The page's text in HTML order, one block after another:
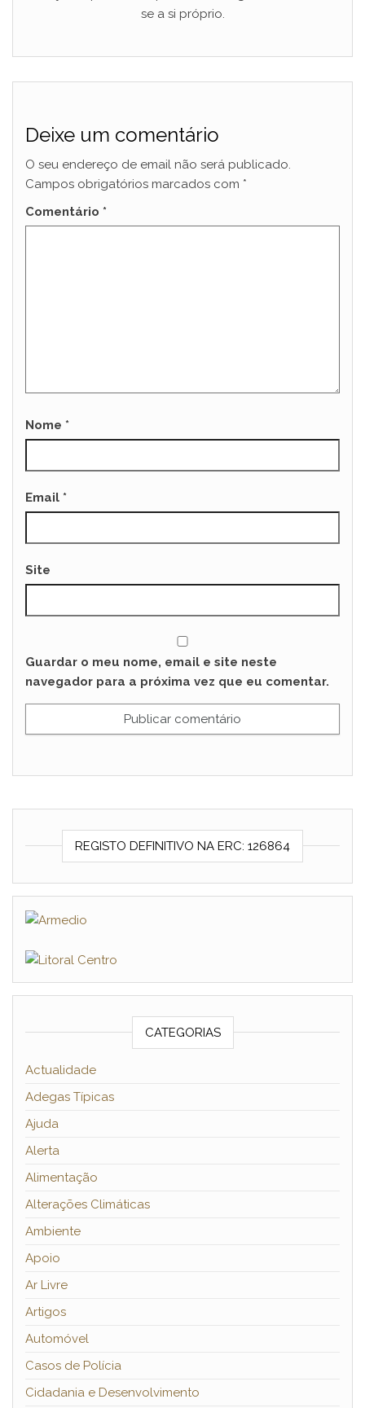
se a si próprio.
Deixe um comentário
O seu endereço de email não será publicado.
Campos obrigatórios marcados com *
Comentário *
Nome *
Email *
Site
Guardar o meu nome, email e site neste
navegador para a próxima vez que eu comentar.
REGISTO DEFINITIVO NA ERC: 126864
CATEGORIAS
Actualidade
Adegas Típicas
Ajuda
Alerta
Alimentação
Alterações Climáticas
Ambiente
Apoio
Ar Livre
Artigos
Automóvel
Casos de Polícia
Cidadania e Desenvolvimento